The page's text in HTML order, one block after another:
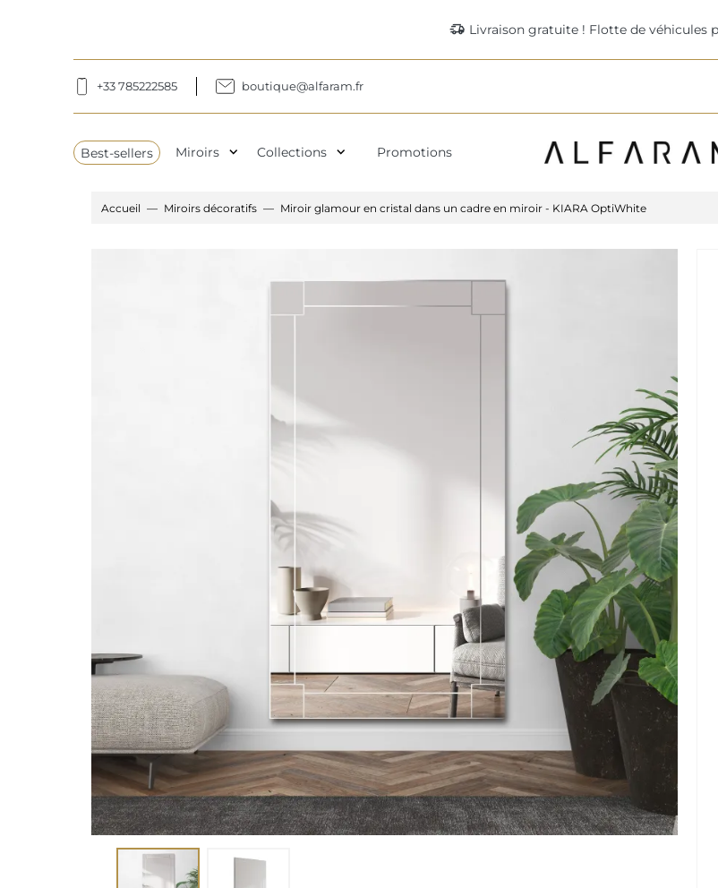
delivery_truck_speed Livraison gratuite ! Flotte de véhicules
+33 785222585 boutique@alfaram.fr
Best-sellers Miroirs expand_more Collections expand_more Promotions
Accueil Miroirs décoratifs Miroir glamour en cristal dans un cadre en miroir - KIARA OptiWhite